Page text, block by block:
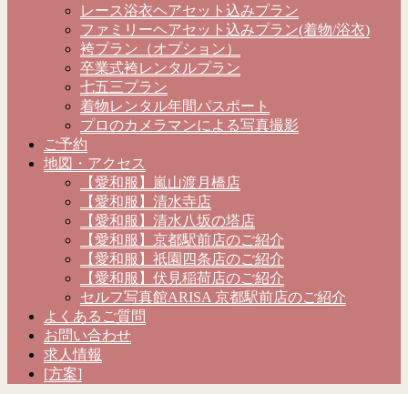
レース浴衣ヘアセット込みプラン
ファミリーヘアセット込みプラン(着物/浴衣)
袴プラン（オプション）
卒業式袴レンタルプラン
七五三プラン
着物レンタル年間パスポート
プロのカメラマンによる写真撮影
ご予約
地図・アクセス
【愛和服】嵐山渡月橋店
【愛和服】清水寺店
【愛和服】清水八坂の塔店
【愛和服】京都駅前店のご紹介
【愛和服】祇園四条店のご紹介
【愛和服】伏見稲荷店のご紹介
セルフ写真館ARISA 京都駅前店のご紹介
よくあるご質問
お問い合わせ
求人情報
[方案]